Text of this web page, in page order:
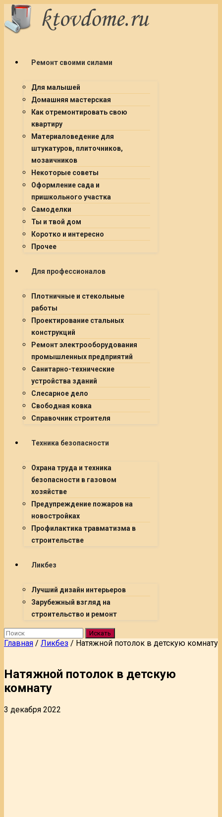
Ремонт своими силами
Для малышей
Домашняя мастерская
Как отремонтировать свою
квартиру
Материаловедение для
штукатуров, плиточников,
мозаичников
Некоторые советы
Оформление сада и
пришкольного участка
Самоделки
Ты и твой дом
Коротко и интересно
Прочее
Для профессионалов
Плотничные и стекольные
работы
Проектирование стальных
конструкций
Ремонт электрооборудования
промышленных предприятий
Санитарно-технические
устройства зданий
Слесарное дело
Свободная ковка
Справочник строителя
Техника безопасности
Охрана труда и техника
безопасности в газовом
хозяйстве
Предупреждение пожаров на
новостройках
Профилактика травматизма в
строительстве
Ликбез
Лучший дизайн интерьеров
Зарубежный взгляд на
строительство и ремонт
Искать
Главная / Ликбез / Натяжной потолок в детскую комнату
Натяжной потолок в детскую
комнату
3 декабря 2022